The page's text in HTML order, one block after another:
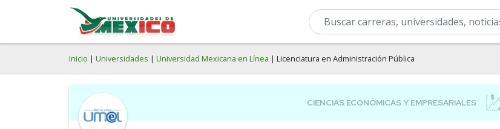
Inicio | Universidades | Universidad Mexicana en Línea | Licenciatura en Administración Pública